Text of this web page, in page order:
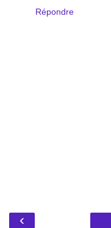
Répondre
‹